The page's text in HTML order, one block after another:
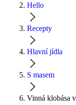
Hello
Recepty
Hlavní jídla
S masem
Vinná klobása